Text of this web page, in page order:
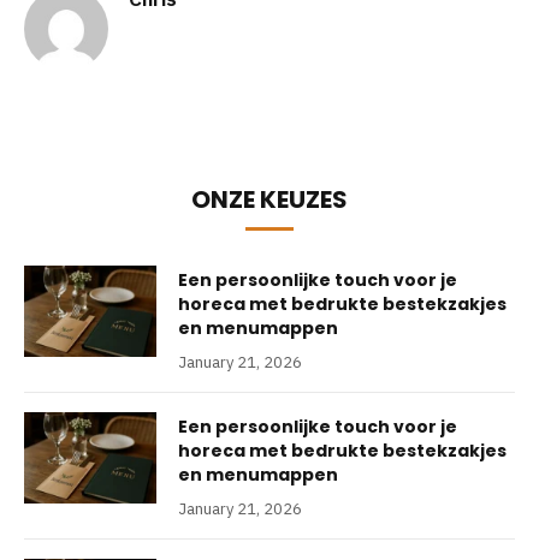
ONZE KEUZES
Een persoonlijke touch voor je
horeca met bedrukte bestekzakjes
en menumappen
January 21, 2026
Een persoonlijke touch voor je
horeca met bedrukte bestekzakjes
en menumappen
January 21, 2026